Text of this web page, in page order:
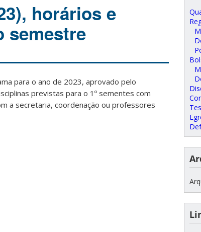
horários e
semestre
para o ano de 2023, aprovado pelo
previstas para o 1º sementes com
a secretaria, coordenação ou professores